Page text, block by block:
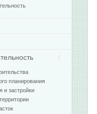
планирования
и застройки